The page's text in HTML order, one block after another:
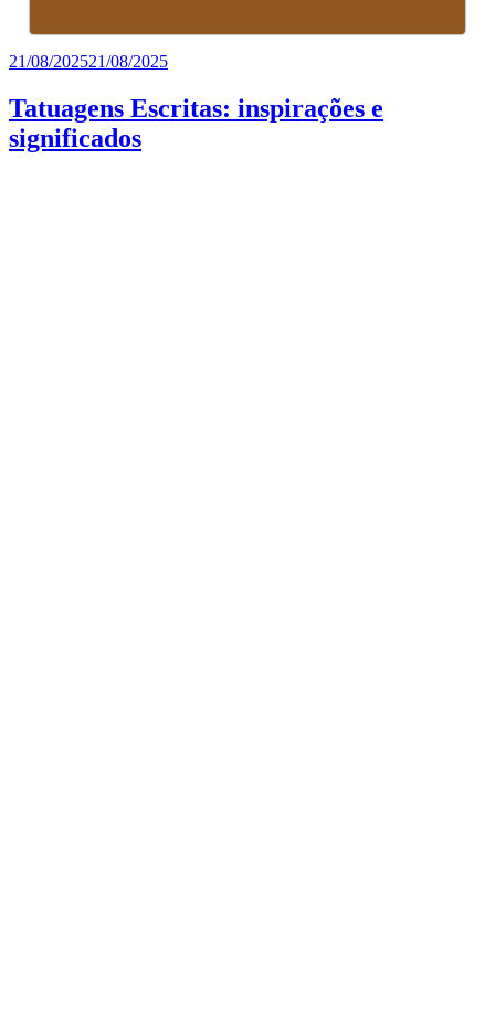
Publicado
21/08/202521/08/2025
Tatuagens Escritas: inspirações e
significados